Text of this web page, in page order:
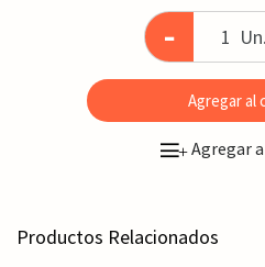
- Un.
Agregar al
+Agregar
Productos Relacionados